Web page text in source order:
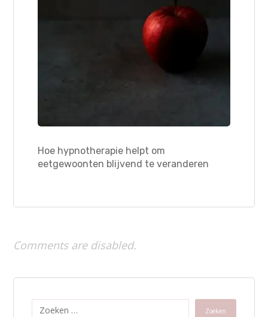
Hoe hypnotherapie helpt om
eetgewoonten blijvend te veranderen
Comments are disabled.
Zoeken